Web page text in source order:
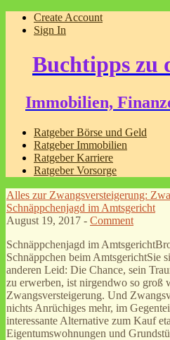
Create Account
Sign In
Buchtipps zu
Immobilien,
Ratgeber Börse und Geld
Ratgeber Immobilien
Ratgeber Karriere
Ratgeber Vorsorge
Alles zur Zwangsversteigerung:
Schnäppchenjagd im Amtsgericht
August 19, 2017 - Comment
Schnäppchenjagd im
Schnäppchen beim AmtsgerichtSie
anderen Leid: Die Chance, sein
zu erwerben, ist nirgendwo so groß
Zwangsversteigerung. Und
nichts Anrüchiges mehr, im
interessante Alternative zum Kauf
Eigentumswohnungen und